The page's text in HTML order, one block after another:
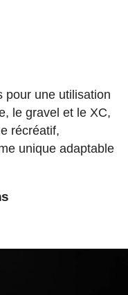
pour une utilisation
le gravel et le XC,
récréatif,
unique adaptable